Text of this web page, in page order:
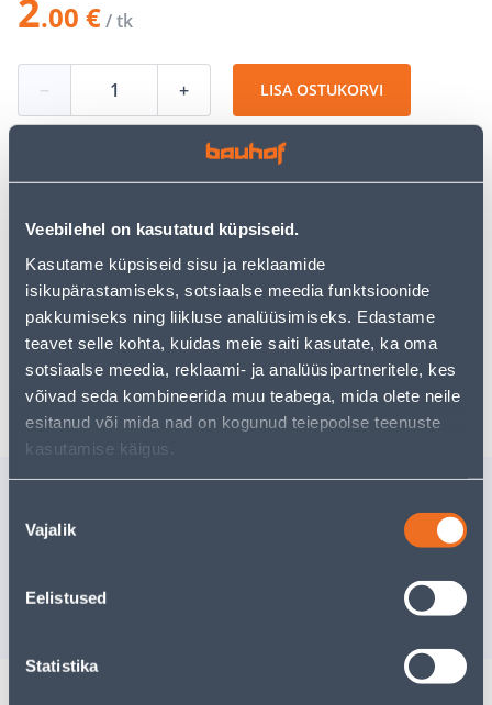
Veebilehel on kasutatud küpsiseid.
Kasutame küpsiseid sisu ja reklaamide
isikupärastamiseks, sotsiaalse meedia funktsioonide
pakkumiseks ning liikluse analüüsimiseks. Edastame
teavet selle kohta, kuidas meie saiti kasutate, ka oma
sotsiaalse meedia, reklaami- ja analüüsipartneritele, kes
võivad seda kombineerida muu teabega, mida olete neile
esitanud või mida nad on kogunud teiepoolse teenuste
kasutamise käigus.
valik
Vajalik
Eelistused
Statistika
2.00 €/ tk
− + LISA OSTUKORVI
Eeldatav kojuvedu 3,69 € al. 2-5 tööpäeva
Tarne pakiautomaati al. 2,29 € al. 2-5 tööpäeva
Poest kätte, alates 06.08.2026
Sarnased tooted
EXTRA